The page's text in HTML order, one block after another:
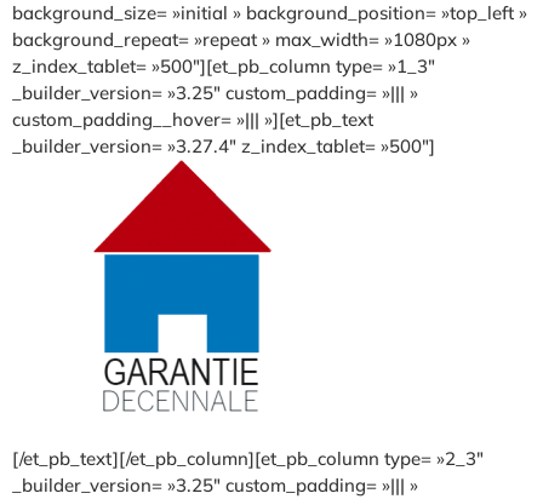
background_size= »initial » background_position= »top_left »
background_repeat= »repeat » max_width= »1080px »
z_index_tablet= »500″][et_pb_column type= »1_3″
_builder_version= »3.25″ custom_padding= »||| »
custom_padding__hover= »||| »][et_pb_text
_builder_version= »3.27.4″ z_index_tablet= »500″]
[/et_pb_text][/et_pb_column][et_pb_column type= »2_3″
_builder_version= »3.25″ custom_padding= »||| »